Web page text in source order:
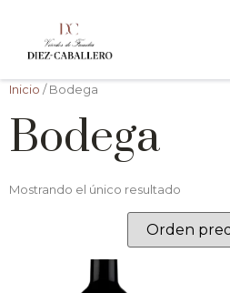
Inicio / Bodega
Bodega
Mostrando el único resultado